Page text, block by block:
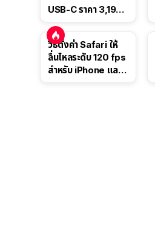
USB-C ราคา 3,190
นี้
วิธีตั้งค่า Safari ให้
ลื่นไหลระดับ 120 fps
สำหรับ iPhone และ